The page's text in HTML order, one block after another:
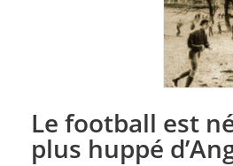
Le football est
plus huppé